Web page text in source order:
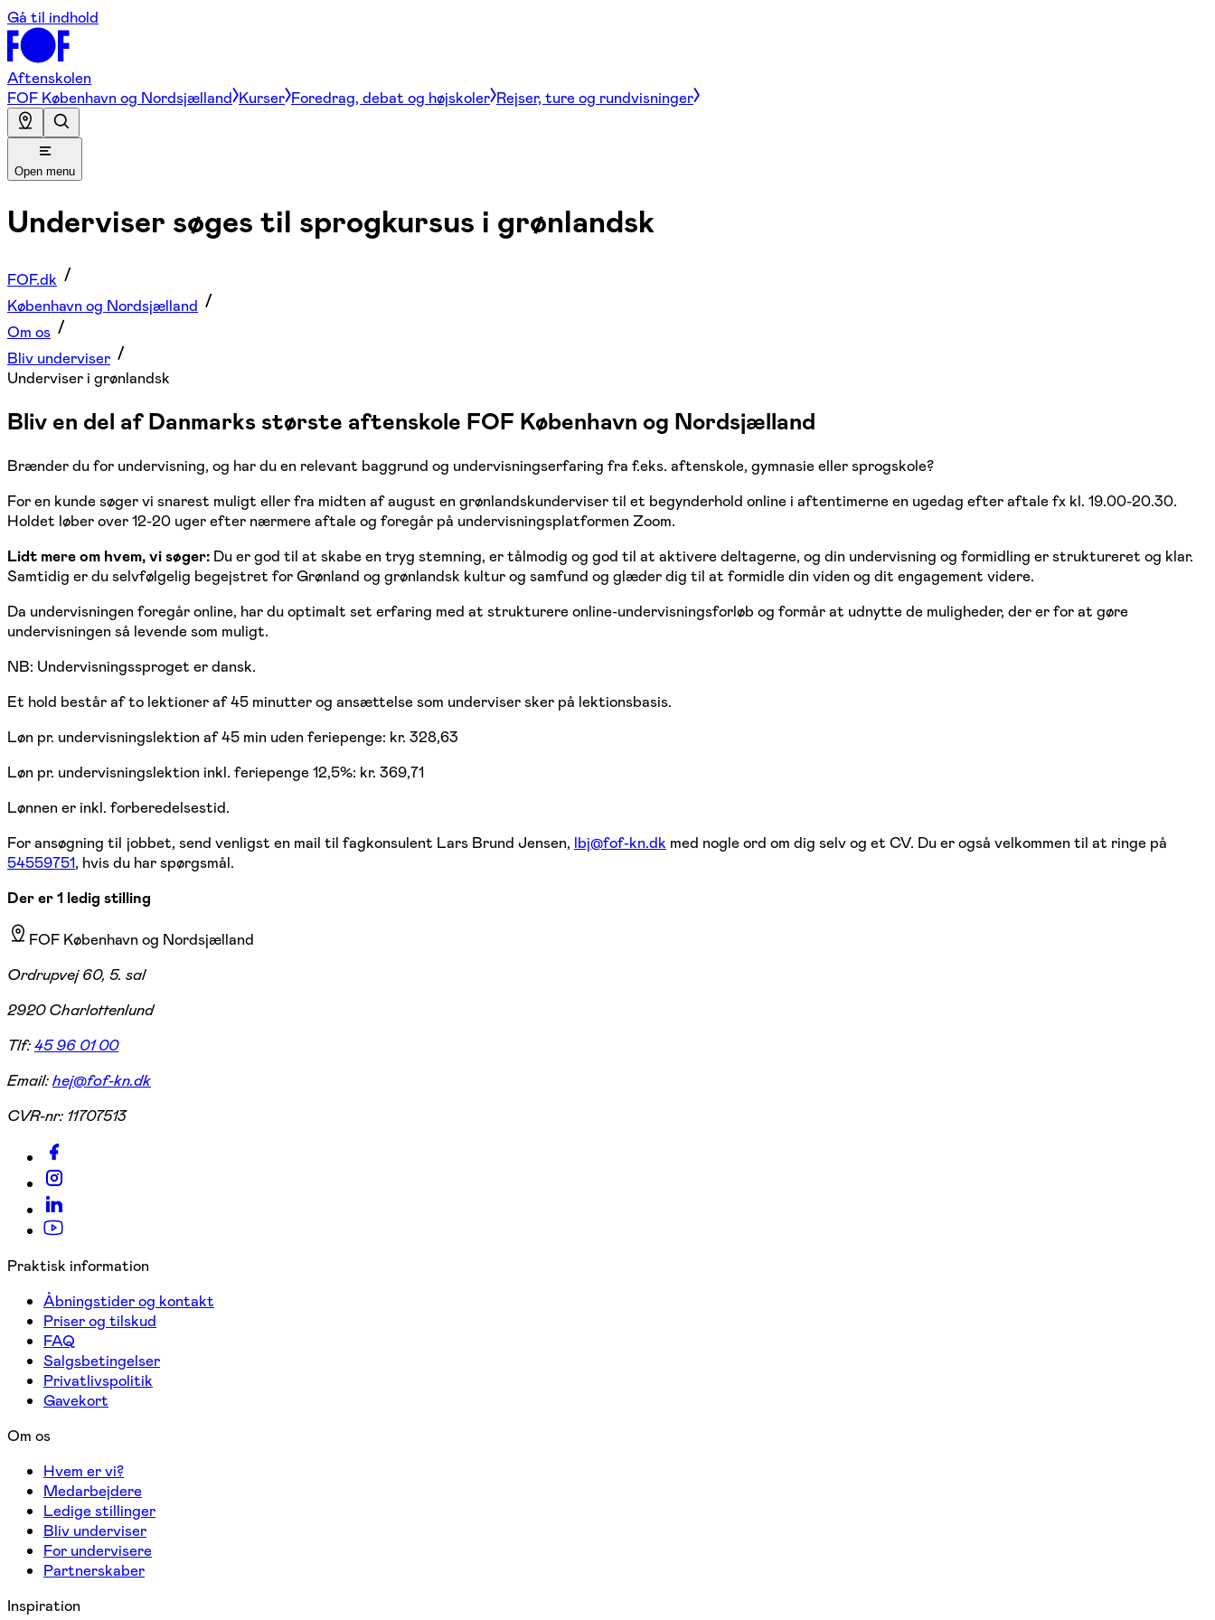
Gå til indhold
Aftenskolen
FOF København og Nordsjælland Kurser Foredrag, debat og højskoler Rejser, ture og rundvisninger
Open menu
Underviser søges til sprogkursus i grønlandsk
FOF.dk
København og Nordsjælland
Om os
Bliv underviser
Underviser i grønlandsk
Bliv en del af Danmarks største aftenskole FOF København og Nordsjælland
Brænder du for undervisning, og har du en relevant baggrund og undervisningserfaring fra f.eks. aftenskole, gymnasie eller sprogskole?
For en kunde søger vi snarest muligt eller fra midten af august en grønlandskunderviser til et begynderhold online i aftentimerne en ugedag efter aftale fx kl. 19.00-20.30.
Holdet løber over 12-20 uger efter nærmere aftale og foregår på undervisningsplatformen Zoom.
Lidt mere om hvem, vi søger: Du er god til at skabe en tryg stemning, er tålmodig og god til at aktivere deltagerne, og din undervisning og formidling er struktureret og klar.
Samtidig er du selvfølgelig begejstret for Grønland og grønlandsk kultur og samfund og glæder dig til at formidle din viden og dit engagement videre.
Da undervisningen foregår online, har du optimalt set erfaring med at strukturere online-undervisningsforløb og formår at udnytte de muligheder, der er for at gøre
undervisningen så levende som muligt.
NB: Undervisningssproget er dansk.
Et hold består af to lektioner af 45 minutter og ansættelse som underviser sker på lektionsbasis.
Løn pr. undervisningslektion af 45 min uden feriepenge: kr. 328,63
Løn pr. undervisningslektion inkl. feriepenge 12,5%: kr. 369,71
Lønnen er inkl. forberedelsestid.
For ansøgning til jobbet, send venligst en mail til fagkonsulent Lars Brund Jensen, lbj@fof-kn.dk med nogle ord om dig selv og et CV. Du er også velkommen til at ringe på
54559751, hvis du har spørgsmål.
Der er 1 ledig stilling
FOF København og Nordsjælland
Ordrupvej 60, 5. sal
2920 Charlottenlund
Tlf:45 96 01 00
Email:hej@fof-kn.dk
CVR-nr: 11707513
Praktisk information
Åbningstider og kontakt
Priser og tilskud
FAQ
Salgsbetingelser
Privatlivspolitik
Gavekort
Om os
Hvem er vi?
Medarbejdere
Ledige stillinger
Bliv underviser
For undervisere
Partnerskaber
Inspiration